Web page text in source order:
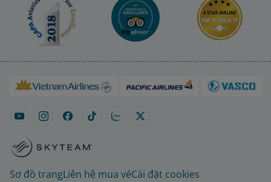
Sơ đồ trangLiên hệ mua véCài đặt cookies